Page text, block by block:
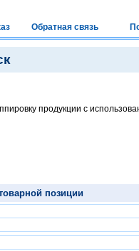
Обратная связь
продукции с
позиции